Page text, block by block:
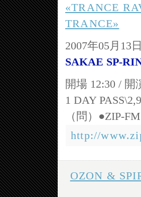
«TRANCE
TRANCE»
2007年05月13日
SAKAE SP-
開場 12:30 / 開
1 DAY
（問）●ZIP-
http://
OZON &